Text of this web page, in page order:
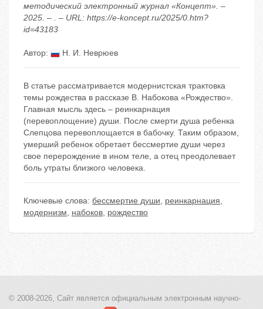
методический электронный журнал «Концепт». –
2025. – . – URL: https://e-koncept.ru/2025/0.htm?
id=43183
Автор: Н. И. Неврюев
В статье рассматривается модернистская трактовка
темы рождества в рассказе В. Набокова «Рождество».
Главная мысль здесь – реинкарнация
(перевоплощение) души. После смерти душа ребенка
Слепцова перевоплощается в бабочку. Таким образом,
умерший ребенок обретает бессмертие души через
свое перерождение в ином теле, а отец преодолевает
боль утраты близкого человека.
Ключевые слова: бессмертие души, реинкарнация,
модернизм, набоков, рождество
© 2008-2026, Сайт является официальным электронным научно-